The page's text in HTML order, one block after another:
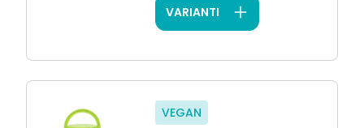
VARIANTI
VEGAN